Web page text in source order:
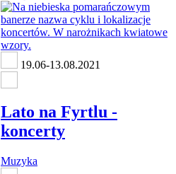
19.06-13.08.2021
Lato na Fyrtlu -
koncerty
Muzyka